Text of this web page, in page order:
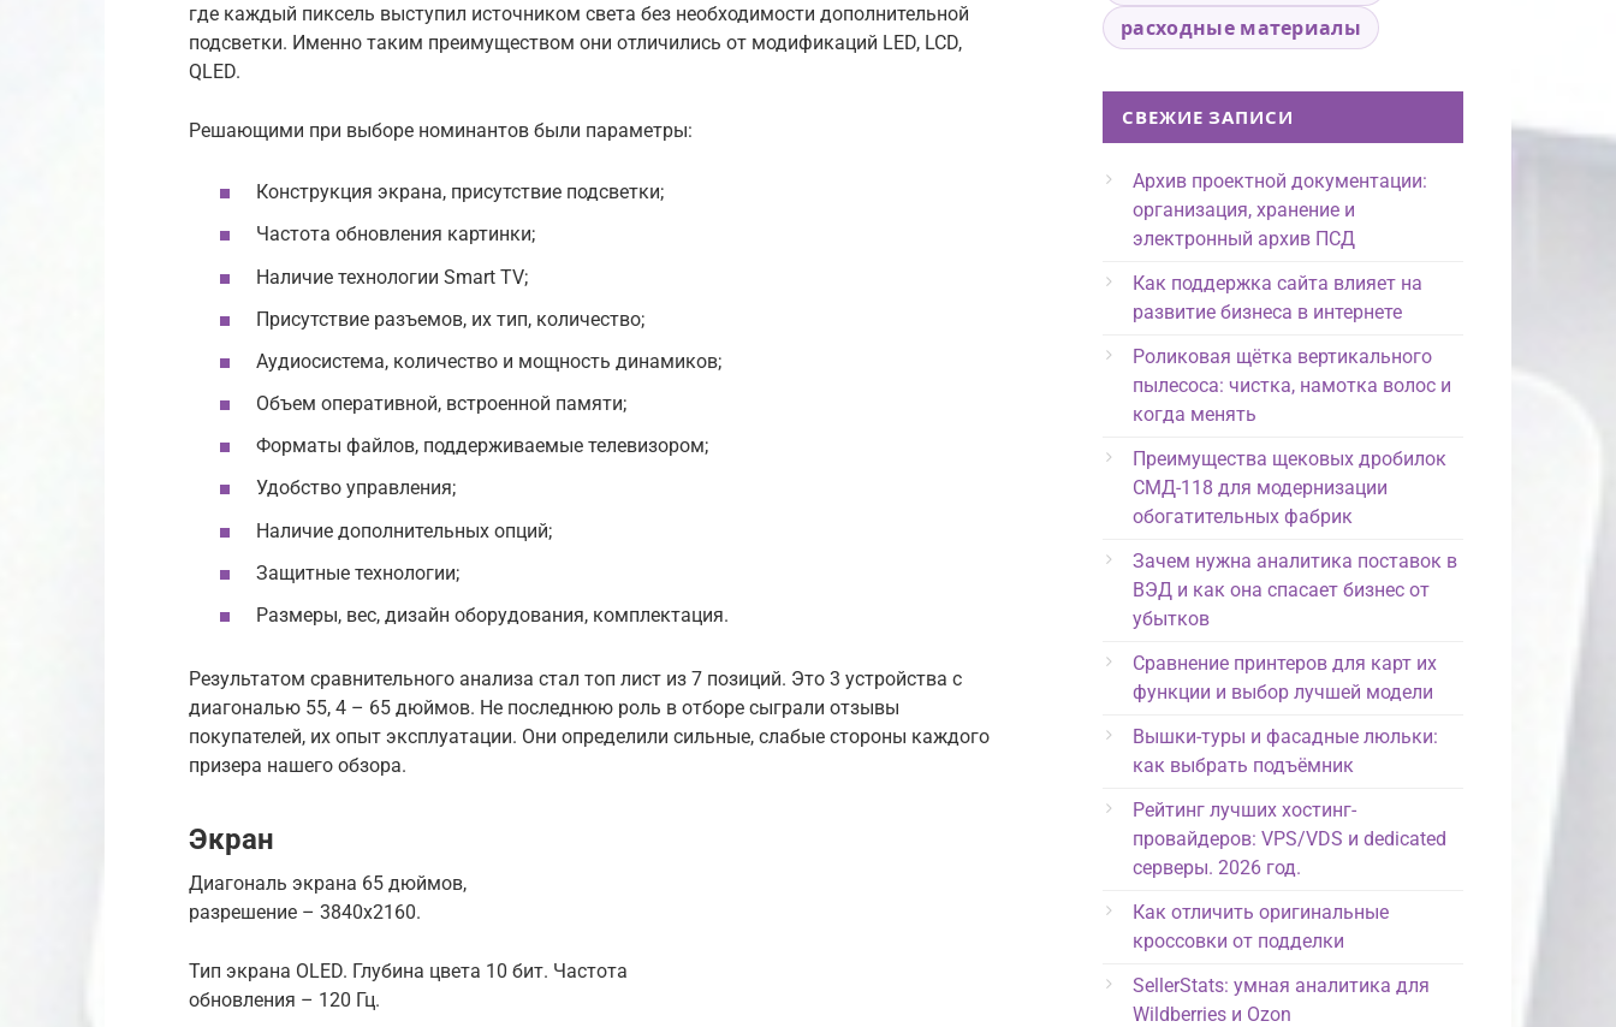
где каждый пиксель выступил источником света без необходимости дополнительной
подсветки. Именно таким преимуществом они отличились от модификаций LED, LCD,
QLED.
Решающими при выборе номинантов были параметры:
Конструкция экрана, присутствие подсветки;
Частота обновления картинки;
Наличие технологии Smart TV;
Присутствие разъемов, их тип, количество;
Аудиосистема, количество и мощность динамиков;
Объем оперативной, встроенной памяти;
Форматы файлов, поддерживаемые телевизором;
Удобство управления;
Наличие дополнительных опций;
Защитные технологии;
Размеры, вес, дизайн оборудования, комплектация.
Результатом сравнительного анализа стал топ лист из 7 позиций. Это 3 устройства с
диагональю 55, 4 – 65 дюймов. Не последнюю роль в отборе сыграли отзывы
покупателей, их опыт эксплуатации. Они определили сильные, слабые стороны каждого
призера нашего обзора.
Экран
Диагональ экрана 65 дюймов,
разрешение – 3840х2160.
Тип экрана OLED. Глубина цвета 10 бит. Частота
обновления – 120 Гц.
расходные материалы
СВЕЖИЕ ЗАПИСИ
Архив проектной документации:
организация, хранение и
электронный архив ПСД
Как поддержка сайта влияет на
развитие бизнеса в интернете
Роликовая щётка вертикального
пылесоса: чистка, намотка волос и
когда менять
Преимущества щековых дробилок
СМД-118 для модернизации
обогатительных фабрик
Зачем нужна аналитика поставок в
ВЭД и как она спасает бизнес от
убытков
Сравнение принтеров для карт их
функции и выбор лучшей модели
Вышки-туры и фасадные люльки:
как выбрать подъёмник
Рейтинг лучших хостинг-
провайдеров: VPS/VDS и dedicated
серверы. 2026 год.
Как отличить оригинальные
кроссовки от подделки
SellerStats: умная аналитика для
Wildberries и Ozon